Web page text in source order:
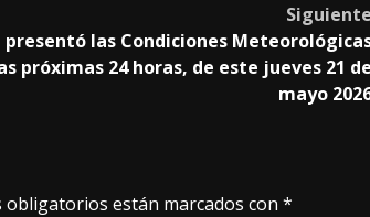
Siguiente
presentó las Condiciones
próximas 24 horas, de este jueves 21 de
mayo
obligatorios están marcados con *